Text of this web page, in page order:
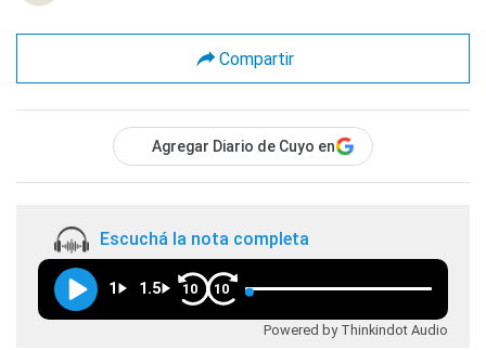
Compartir
Agregar Diario de Cuyo en
Escuchá la nota completa
1 1.5 10 10
Powered by Thinkindot Audio